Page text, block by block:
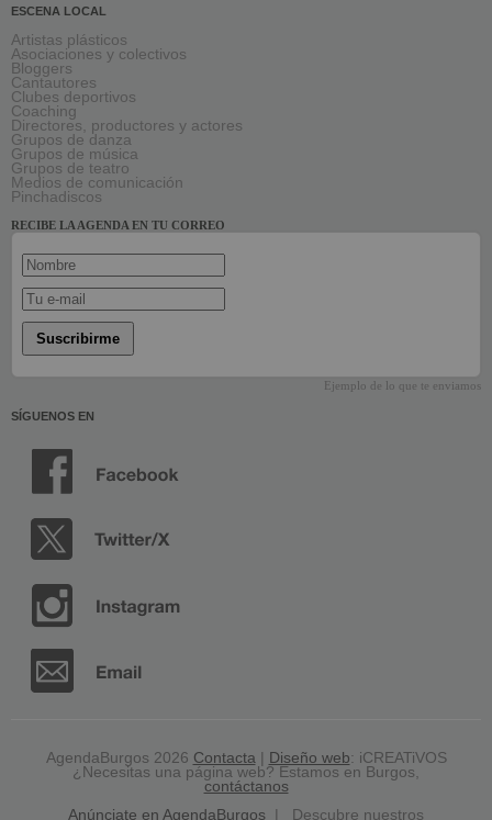
ESCENA LOCAL
Artistas plásticos
Asociaciones y colectivos
Bloggers
Cantautores
Clubes deportivos
Coaching
Directores, productores y actores
Grupos de danza
Grupos de música
Grupos de teatro
Medios de comunicación
Pinchadiscos
RECIBE LA AGENDA EN TU CORREO
Suscribirme
Ejemplo de lo que te enviamos
SÍGUENOS EN
AgendaBurgos 2026 Contacta | Diseño web: iCREATiVOS
¿Necesitas una página web? Estamos en Burgos,
contáctanos
Anúnciate en AgendaBurgos | Descubre nuestros